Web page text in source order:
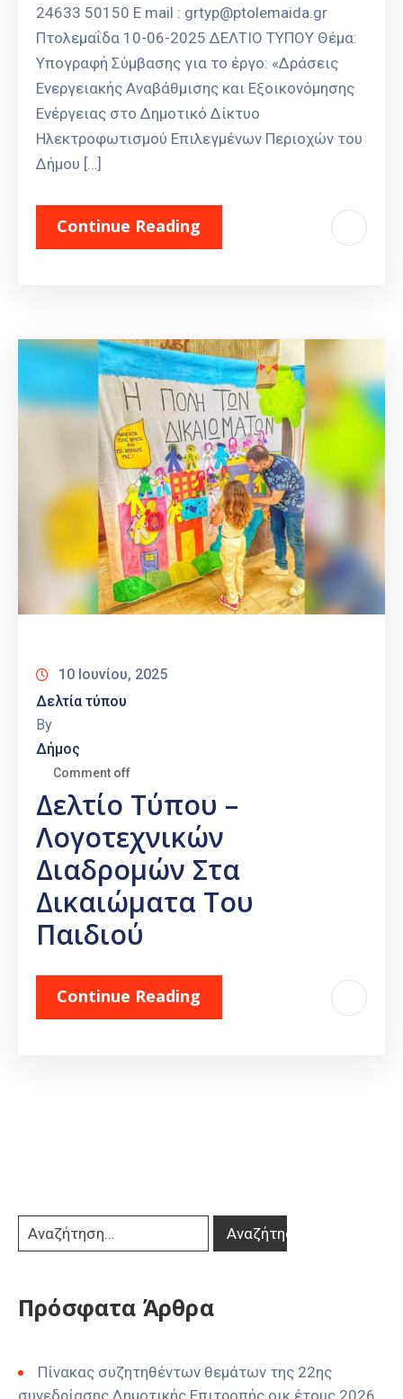
24633 50150 E mail : grtyp@ptolemaida.gr
Πτολεμαΐδα 10-06-2025 ΔΕΛΤΙΟ ΤΥΠΟΥ Θέμα:
Υπογραφή Σύμβασης για το έργο: «Δράσεις
Ενεργειακής Αναβάθμισης και Εξοικονόμησης
Ενέργειας στο Δημοτικό Δίκτυο
Ηλεκτροφωτισμού Επιλεγμένων Περιοχών του
Δήμου […]
Continue Reading
10 Ιουνίου, 2025
Δελτία τύπου
By
Δήμος
Comment off
Δελτίο Τύπου –
Λογοτεχνικών
Διαδρομών Στα
Δικαιώματα Του
Παιδιού
Continue Reading
Πρόσφατα Άρθρα
Πίνακας συζητηθέντων θεμάτων της 22ης